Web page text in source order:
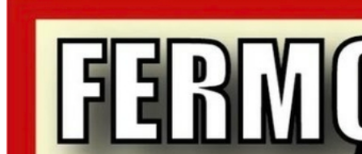
Entreprises
Automobile
Aéronautique
Oppressions
Oppressions
Antiracisme
Économie
Écologie
États-
Unis
Continents
Continents
Afrique